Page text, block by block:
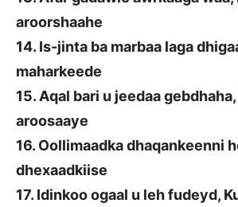
aroorshaahe
14. Is-jinta ba marbaa laga
maharkeede
15. Aqal bari u jeedaa gebdhaha,
aroosaaye
16. Oollimaadka dhaqankeenni
dhexaadkiise
17. Idinkoo ogaal u leh fudeyd,